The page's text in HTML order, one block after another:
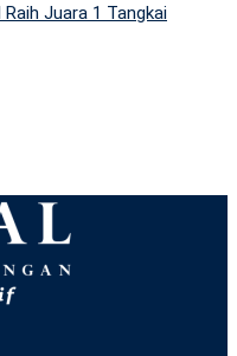
Juara 1 Tangkai